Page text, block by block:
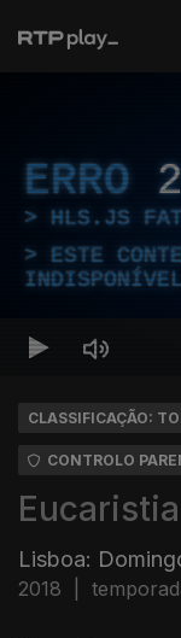
ERRO
HLS.JS
ESTE
INDISPONÍVEL
CLASSIFICAÇÃO:
CONTROLO
Lisboa:
2018